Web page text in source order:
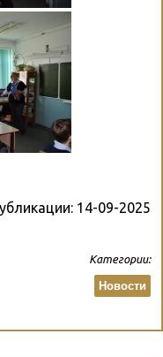
14-09-2025
Категории:
Новости